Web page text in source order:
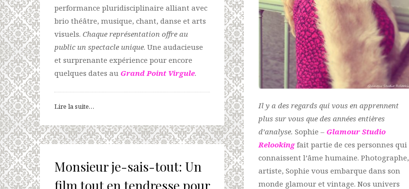
performance pluridisciplinaire alliant avec
brio théâtre, musique, chant, danse et arts
visuels. Chaque représentation offre au
public un spectacle unique. Une audacieuse
et surprenante expérience pour encore
quelques dates au Grand Point Virgule.
Lire la suite…
Il y a des regards qui vous en apprennent
plus sur vous que des années entières
d’analyse. Sophie – Glamour Studio
Relookingfait partie de ces personnes qui
connaissent l’âme humaine. Photographe,
artiste, Sophie vous embarque dans son
monde glamour et vintage. Nos univers
Monsieur je-sais-tout: Un
film tout en tendresse pour